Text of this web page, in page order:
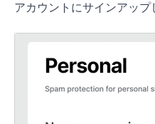
アカウントにサインアップ